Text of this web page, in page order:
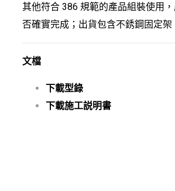
其他符合 386 規範的產品組裝使用
否確實完成；出貨包含不銹鋼固定
文檔
下載型錄
下載施工説明書